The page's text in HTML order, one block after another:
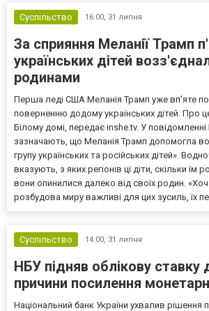
Суспільство 16:00, 31 липня
За сприяння Меланії Трамп
українських дітей
родинами
Перша леді США Меланія Трамп уже впʼяте
поверненню додому українських дітей. Про
Білому домі, передає inshe.tv. У
зазначають, що Меланія Трамп допомогла
групу українських та російських дітей».
вказують, з яких регіонів ці діти, скільки їм
вони опинилися далеко від своїх родин.
розбудова миру важливі для цих зусиль, їх
Суспільство 14:00, 31 липня
НБУ підняв облікову ставку
причини посилення
Національний банк України ухвалив рішення